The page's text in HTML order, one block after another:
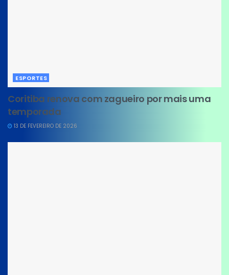
ESPORTES
Coritiba renova com zagueiro por mais uma
temporada
13 DE FEVEREIRO DE 2026